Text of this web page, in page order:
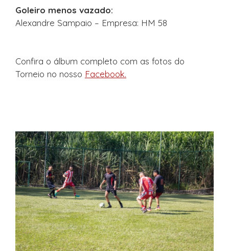
Goleiro menos vazado:
Alexandre Sampaio – Empresa: HM 58
Confira o álbum completo com as fotos do
Torneio no nosso Facebook.